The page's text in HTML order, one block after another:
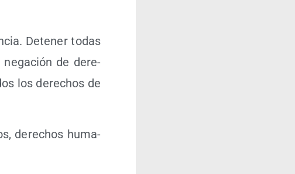
Dete­ner todas
nega­ción de dere­
los dere­chos de
dere­chos huma­